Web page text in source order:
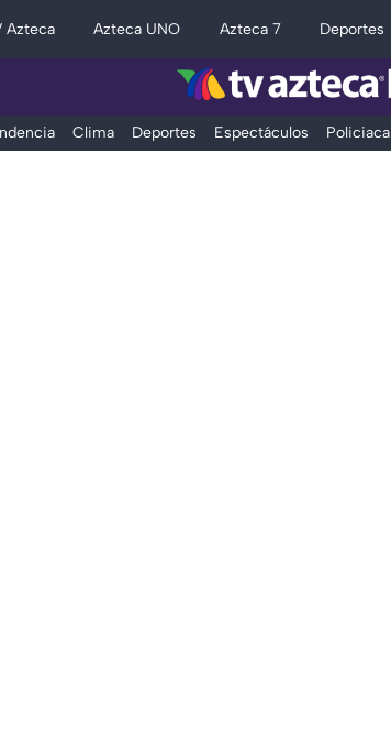
Azteca Azteca UNO Azteca 7 Deportes
Clima Deportes Espectáculos Policiaca